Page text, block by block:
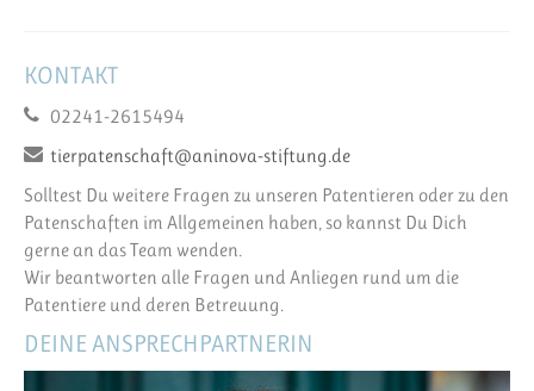
KONTAKT
02241-2615494
tierpatenschaft@aninova-stiftung.de
Solltest Du weitere Fragen zu unseren Patentieren oder zu den
Patenschaften im Allgemeinen haben, so kannst Du Dich
gerne an das Team wenden.
Wir beantworten alle Fragen und Anliegen rund um die
Patentiere und deren Betreuung.
DEINE ANSPRECHPARTNERIN